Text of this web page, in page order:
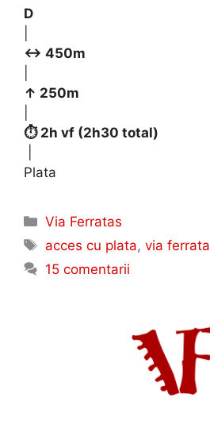
D
↔ 450m
↑ 250m
⏱ 2h vf (2h30 total)
Plata
Categorii
Via Ferratas
Etichete
acces cu plata,via ferrata
15 comentarii